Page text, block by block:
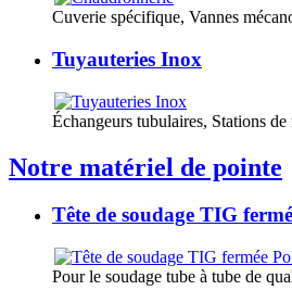
Cuverie spécifique, Vannes
Tuyauteries Inox
Échangeurs tubulaires, Stations
Notre matériel de pointe
Tête de soudage TIG
Pour le soudage tube à tube de